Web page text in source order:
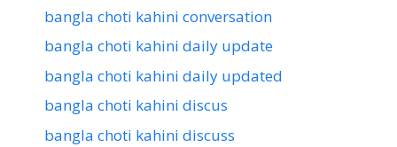
bangla choti kahini conversation
bangla choti kahini daily update
bangla choti kahini daily updated
bangla choti kahini discus
bangla choti kahini discuss